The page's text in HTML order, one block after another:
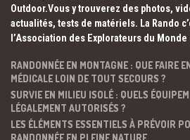
Outdoor.Vous y trouverez des photos,
actualités, tests de matériels. La Rando
l’Association des Explorateurs du Monde
RANDONNÉE EN MONTAGNE : QUE FAIRE
MÉDICALE LOIN DE TOUT SECOURS ?
SURVIE EN MILIEU ISOLÉ : QUELS
LÉGALEMENT AUTORISÉS ?
LES ÉLÉMENTS ESSENTIELS À PRÉVOIR
RANDONNÉE EN PLEINE NATURE